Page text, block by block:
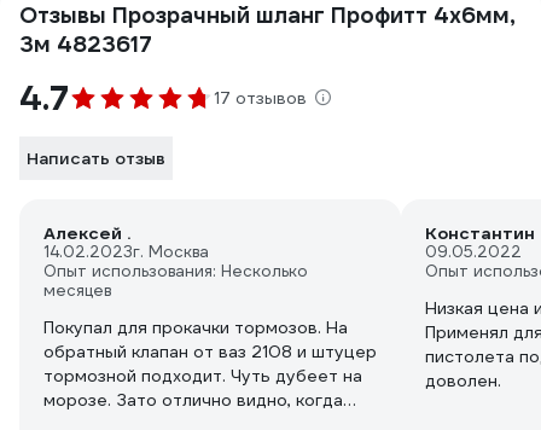
Отзывы Прозрачный шланг Профитт 4x6мм,
3м 4823617
4.7 17 отзывов
Написать отзыв
Алексей .
14.02.2023г. Москва
Опыт использования: Несколько
месяцев
Покупал для прокачки тормозов. На
обратный клапан от ваз 2108 и штуцер
тормозной подходит. Чуть дубеет на
морозе. Зато отлично видно, когда
Константин
09.05.2022
Опыт
Низкая цена
Применял
пистолета
доволен.